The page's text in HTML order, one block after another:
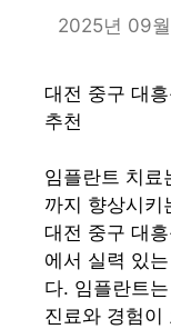
2025년 09
대전 중구 대
추천
임플란트 치료
까지 향상시키
대전 중구 대
에서 실력 있
다. 임플란트
진료와 경험이